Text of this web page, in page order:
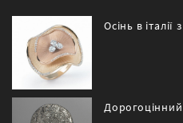
Осінь в